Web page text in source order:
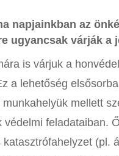
napjainkban az
ugyancsak várják a
is várjuk a
a lehetőség
mellett
feladataiban.
(pl.